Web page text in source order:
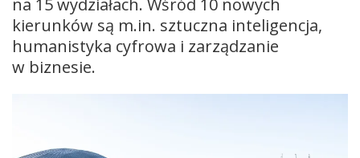
na 15 wydziałach. Wśród 10 nowych
kierunków są m.in. sztuczna inteligencja,
humanistyka cyfrowa i zarządzanie
w biznesie.